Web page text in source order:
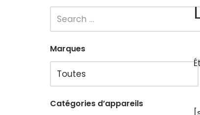
Marques
Catégories d’appareils